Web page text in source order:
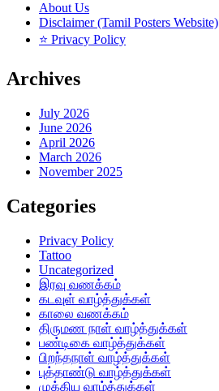
About Us
Disclaimer (Tamil Posters Website)
⭐ Privacy Policy
Archives
July 2026
June 2026
April 2026
March 2026
November 2025
Categories
Privacy Policy
Tattoo
Uncategorized
இரவு வணக்கம்
கடவுள் வாழ்த்துக்கள்
காலை வணக்கம்
திருமண நாள் வாழ்த்துக்கள்
பண்டிகை வாழ்த்துக்கள்
பிறந்தநாள் வாழ்த்துக்கள்
புத்தாண்டு வாழ்த்துக்கள்
முக்கிய வாழ்த்துக்கள்